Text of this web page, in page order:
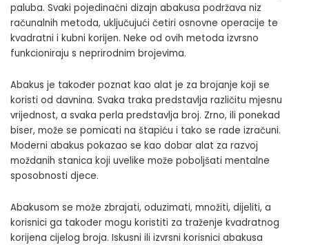
paluba. Svaki pojedinačni dizajn abakusa podržava niz
računalnih metoda, uključujući četiri osnovne operacije te
kvadratni i kubni korijen. Neke od ovih metoda izvrsno
funkcioniraju s neprirodnim brojevima.
Abakus je također poznat kao alat je za brojanje koji se
koristi od davnina. Svaka traka predstavlja različitu mjesnu
vrijednost, a svaka perla predstavlja broj. Zrno, ili ponekad
biser, može se pomicati na štapiću i tako se rade izračuni.
Moderni abakus pokazao se kao dobar alat za razvoj
moždanih stanica koji uvelike može poboljšati mentalne
sposobnosti djece.
Abakusom se može zbrajati, oduzimati, množiti, dijeliti, a
korisnici ga također mogu koristiti za traženje kvadratnog
korijena cijelog broja. Iskusni ili izvrsni korisnici abakusa